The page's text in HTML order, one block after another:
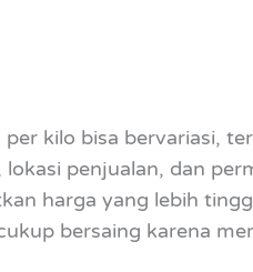
kilo bisa bervariasi,
penjualan, dan
harga yang lebih
bersaing karena